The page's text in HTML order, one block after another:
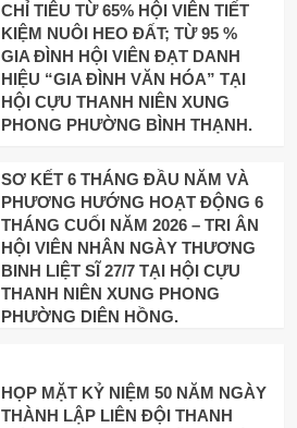
CHỈ TIÊU TỪ 65% HỘI VIÊN TIẾT
KIỆM NUÔI HEO ĐẤT; TỪ 95 %
GIA ĐÌNH HỘI VIÊN ĐẠT DANH
HIỆU “GIA ĐÌNH VĂN HÓA” TẠI
HỘI CỰU THANH NIÊN XUNG
PHONG PHƯỜNG BÌNH THẠNH.
SƠ KẾT 6 THÁNG ĐẦU NĂM VÀ
PHƯƠNG HƯỚNG HOẠT ĐỘNG 6
THÁNG CUỐI NĂM 2026 – TRI ÂN
HỘI VIÊN NHÂN NGÀY THƯƠNG
BINH LIỆT SĨ 27/7 TẠI HỘI CỰU
THANH NIÊN XUNG PHONG
PHƯỜNG DIÊN HỒNG.
HỌP MẶT KỶ NIỆM 50 NĂM NGÀY
THÀNH LẬP LIÊN ĐỘI THANH